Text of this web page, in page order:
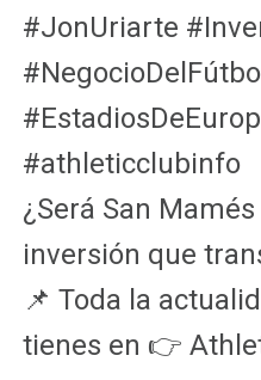
#JonUriarte
#NegocioDelFútbol
#athleticclubinfo
¿Será San
inversión que
📌 Toda la
tienes en 👉